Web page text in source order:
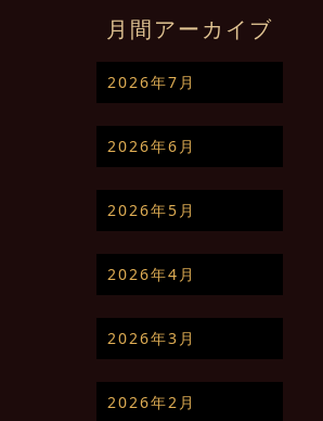
月間アーカイブ
2026年7月
2026年6月
2026年5月
2026年4月
2026年3月
2026年2月